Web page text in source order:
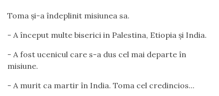
Toma şi-a îndeplinit misiunea sa.
- A început multe biserici in Palestina, Etiopia și India.
- A fost ucenicul care s-a dus cel mai departe în
misiune.
- A murit ca martir în India. Toma cel credincios...